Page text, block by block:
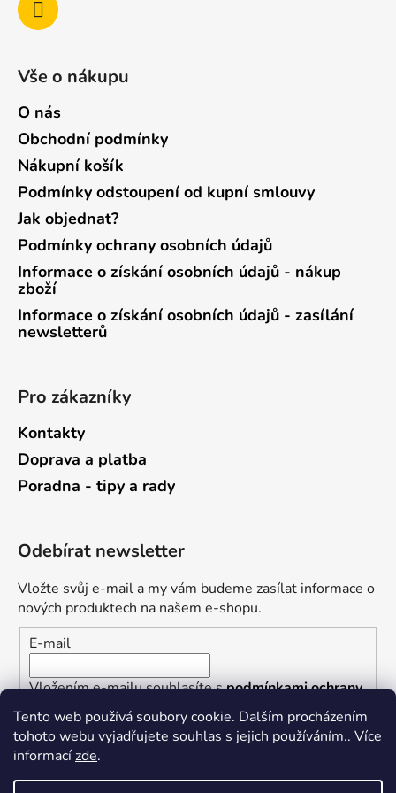
Tento web používá soubory cookie. Dalším procházením
tohoto webu vyjadřujete souhlas s jejich používáním.. Více
informacízde.
Vše o nákupu
O nás
Obchodní podmínky
Nákupní košík
Podmínky odstoupení od kupní smlouvy
Jak objednat?
Podmínky ochrany osobních údajů
Informace o získání osobních údajů - nákup
zboží
Informace o získání osobních údajů - zasílání
newsletterů
Pro zákazníky
Kontakty
Doprava a platba
Poradna - tipy a rady
Odebírat newsletter
Vložte svůj e-mail a my vám budeme zasílat informace o
nových produktech na našem e-shopu.
E-mail
Vložením e-mailu souhlasíte spodmínkami ochrany
osobních údajů
PŘIHLÁSIT SE